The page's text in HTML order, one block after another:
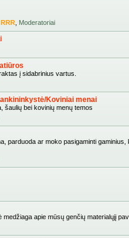
RRR Moderatoriai
į sidabrinius vartus.
Koviniai menai
šaulių bei kovinių menų temos
parduoda ar moko pasigaminti
medžiaga apie mūsų genčių materialųjį